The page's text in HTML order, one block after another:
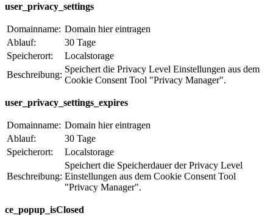
user_privacy_settings
Domainname: Domain hier eintragen
Ablauf:
30 Tage
Speicherort:
Localstorage
Beschreibung:
Speichert die Privacy Level Einstellungen aus dem
Cookie Consent Tool "Privacy Manager".
user_privacy_settings_expires
Domainname: Domain hier eintragen
Ablauf:
30 Tage
Speicherort:
Localstorage
Beschreibung:
Speichert die Speicherdauer der Privacy Level
Einstellungen aus dem Cookie Consent Tool
"Privacy Manager".
ce_popup_isClosed